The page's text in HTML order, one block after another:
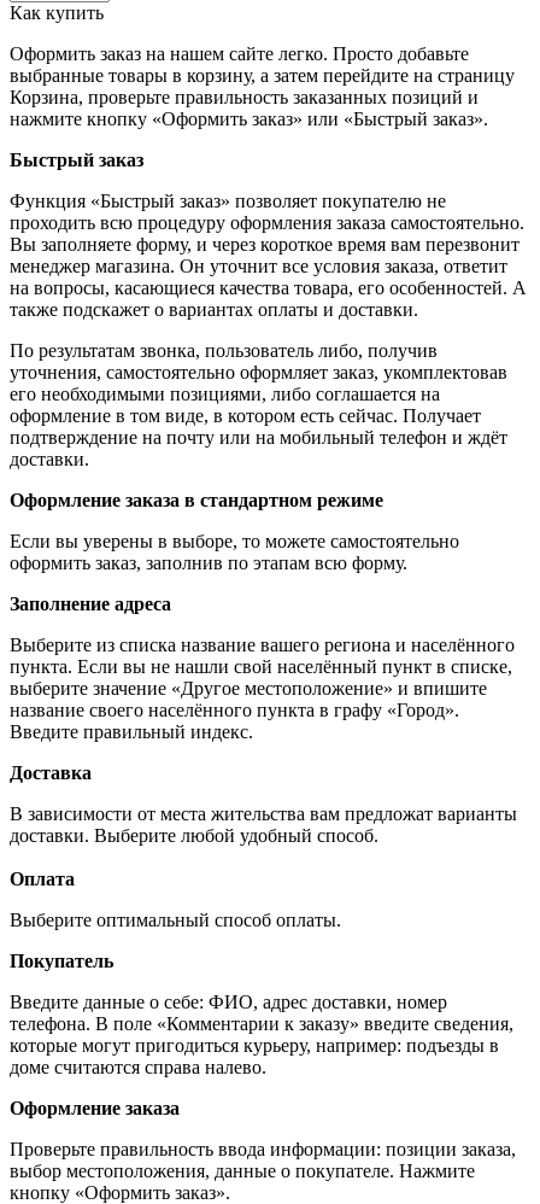
Как купить
Оформить заказ на нашем сайте легко. Просто добавьте
выбранные товары в корзину, а затем перейдите на страницу
Корзина, проверьте правильность заказанных позиций и
нажмите кнопку «Оформить заказ» или «Быстрый заказ».
Быстрый заказ
Функция «Быстрый заказ» позволяет покупателю не
проходить всю процедуру оформления заказа самостоятельно.
Вы заполняете форму, и через короткое время вам перезвонит
менеджер магазина. Он уточнит все условия заказа, ответит
на вопросы, касающиеся качества товара, его особенностей. А
также подскажет о вариантах оплаты и доставки.
По результатам звонка, пользователь либо, получив
уточнения, самостоятельно оформляет заказ, укомплектовав
его необходимыми позициями, либо соглашается на
оформление в том виде, в котором есть сейчас. Получает
подтверждение на почту или на мобильный телефон и ждёт
доставки.
Оформление заказа в стандартном режиме
Если вы уверены в выборе, то можете самостоятельно
оформить заказ, заполнив по этапам всю форму.
Заполнение адреса
Выберите из списка название вашего региона и населённого
пункта. Если вы не нашли свой населённый пункт в списке,
выберите значение «Другое местоположение» и впишите
название своего населённого пункта в графу «Город».
Введите правильный индекс.
Доставка
В зависимости от места жительства вам предложат варианты
доставки. Выберите любой удобный способ.
Оплата
Выберите оптимальный способ оплаты.
Покупатель
Введите данные о себе: ФИО, адрес доставки, номер
телефона. В поле «Комментарии к заказу» введите сведения,
которые могут пригодиться курьеру, например: подъезды в
доме считаются справа налево.
Оформление заказа
Проверьте правильность ввода информации: позиции заказа,
выбор местоположения, данные о покупателе. Нажмите
кнопку «Оформить заказ».